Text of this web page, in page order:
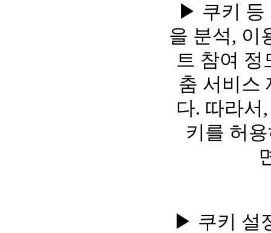
▶ 쿠키 등
을 분석, 이
트 참여 정
춤 서비스
다. 따라서
키를 허
▶ 쿠키 설